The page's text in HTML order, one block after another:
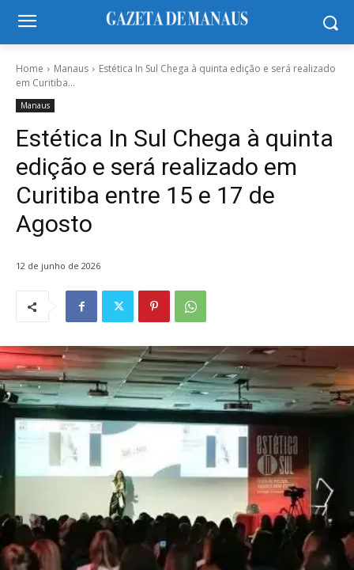
Home Manaus
Estética In Sul Chega à quinta edição e será realizado
em Curitiba...
Manaus
Estética In Sul Chega à quinta
edição e será realizado em
Curitiba entre 15 e 17 de
Agosto
12 de junho de 2026